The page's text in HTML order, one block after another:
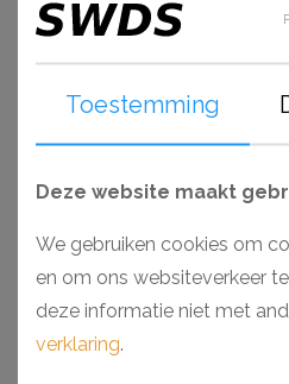
Gerelateerde
artikelen
Toestemming
Deze website maakt
We gebruiken cookies om
en om ons websiteverkeer
deze informatie niet met
verklaring.